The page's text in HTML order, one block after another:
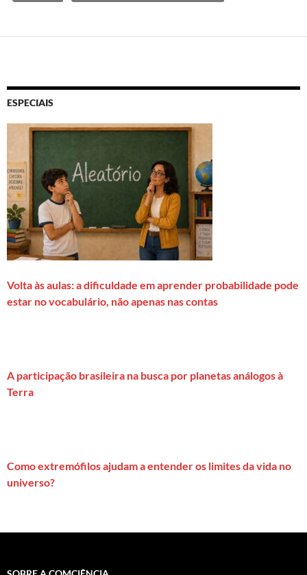
ESPECIAIS
Volta às aulas: a dificuldade em aprender probabilidade pode
estar no vocabulário, não apenas nas contas
A participação brasileira na busca por planetas análogos à
Terra
Como extremófilos ajudam a entender os limites da vida no
universo?